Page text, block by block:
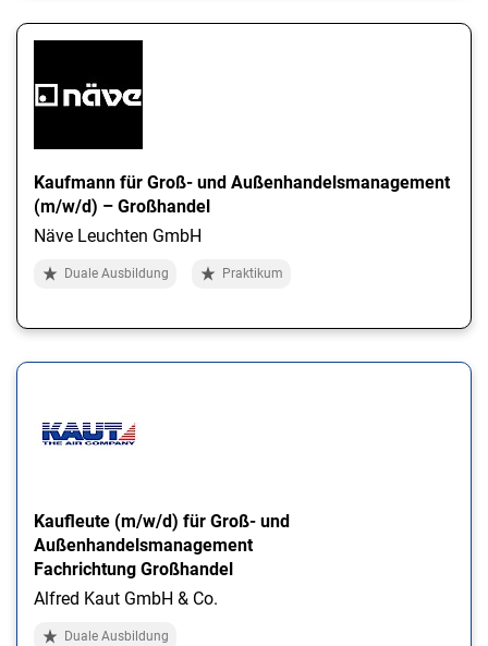
Kaufmann für Groß- und Außenhandelsmanagement
(m/w/d) – Großhandel
Näve Leuchten GmbH
Duale Ausbildung Praktikum
Kaufleute (m/w/d) für Groß- und
Außenhandelsmanagement
Fachrichtung Großhandel
Alfred Kaut GmbH & Co.
Duale Ausbildung